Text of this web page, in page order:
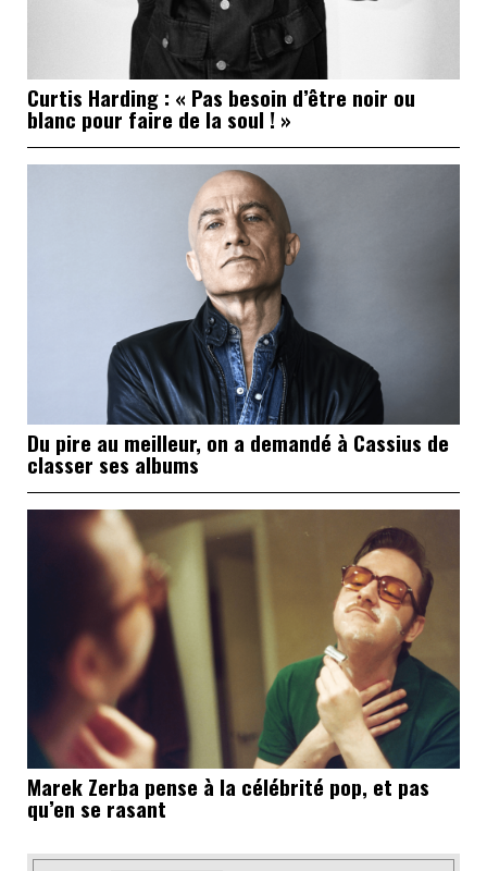
Curtis Harding : « Pas besoin d’être noir ou
blanc pour faire de la soul ! »
Du pire au meilleur, on a demandé à Cassius de
classer ses albums
Marek Zerba pense à la célébrité pop, et pas
qu’en se rasant